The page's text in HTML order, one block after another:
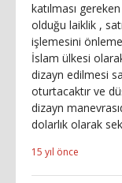
katılması
olduğu laiklik ,
işlemesini
İslam ülkesi
dizayn edilmesi
oturtacaktır ve
dizayn
dolarlık olarak
15 yıl önce